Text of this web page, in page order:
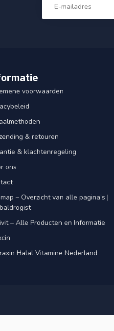
voorwaarden
& retouren
& klachtenregeling
ons
– Overzicht van alle pagina’s |
– Alle Producten en Informatie
Halal Vitamine Nederland